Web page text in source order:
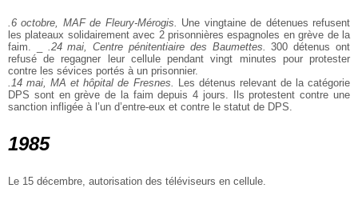
.6 octobre, MAF de Fleury-Mérogis. Une vingtaine de détenues refusent
les plateaux solidairement avec 2 prisonnières espagnoles en grève de la
faim. _ .24 mai, Centre pénitentiaire des Baumettes. 300 détenus ont
refusé de regagner leur cellule pendant vingt minutes pour protester
contre les sévices portés à un prisonnier.
.14 mai, MA et hôpital de Fresnes. Les détenus relevant de la catégorie
DPS sont en grève de la faim depuis 4 jours. Ils protestent contre une
sanction infligée à l’un d’entre-eux et contre le statut de DPS.
1985
Le 15 décembre, autorisation des téléviseurs en cellule.